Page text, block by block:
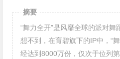
摘要
“舞力全开”是风靡全球的派对
想不到，在育碧旗下的IP中，“
经达到8000万份，仅次于位列第